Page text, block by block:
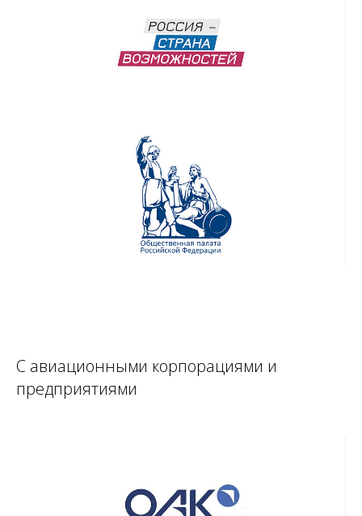
С авиационными корпорациями и
предприятиями